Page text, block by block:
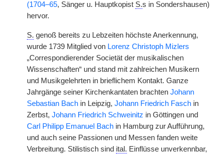
(1704–65, Sänger u. Hauptkopist S.s in Sondershausen)
hervor.
S. genoß bereits zu Lebzeiten höchste Anerkennung,
wurde 1739 Mitglied von Lorenz Christoph Mizlers
„Correspondierender Societät der musikalischen
Wissenschaften“ und stand mit zahlreichen Musikern
und Musikgelehrten in brieflichem Kontakt. Ganze
Jahrgänge seiner Kirchenkantaten brachten Johann
Sebastian Bach in Leipzig, Johann Friedrich Fasch in
Zerbst, Johann Friedrich Schweinitz in Göttingen und
Carl Philipp Emanuel Bach in Hamburg zur Aufführung,
und auch seine Passionen und Messen fanden weite
Verbreitung. Stilistisch sind ital. Einflüsse unverkennbar,